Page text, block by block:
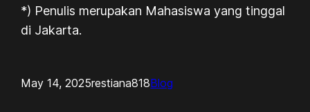
*) Penulis merupakan Mahasiswa yang tinggal
di Jakarta.
May 14, 2025restiana818Blog